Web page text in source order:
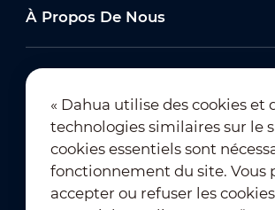
À Propos De Nous
Abonnement à la
« Dahua utilise des cookies et
technologies similaires sur le
cookies essentiels sont
fonctionnement du site. Vous
accepter ou refuser les